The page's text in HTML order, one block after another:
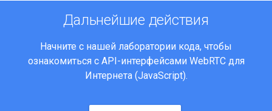
Дальнейшие действия
Начните с нашей лаборатории кода, чтобы
ознакомиться с API-интерфейсами WebRTC для
Интернета (JavaScript).